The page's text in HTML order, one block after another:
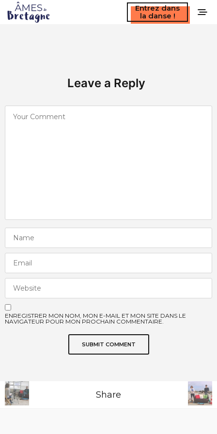
Entrez dans
la danse !
Leave a Reply
ENREGISTRER MON NOM, MON E-MAIL ET MON SITE DANS LE
NAVIGATEUR POUR MON PROCHAIN COMMENTAIRE.
Share